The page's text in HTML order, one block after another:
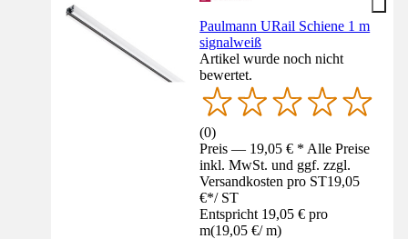
Paulmann URail Schiene 1 m
signalweiß
Artikel wurde noch nicht
bewertet.
(0)
Preis — 19,05 € * Alle Preise
inkl. MwSt. und ggf. zzgl.
Versandkosten pro ST19,05
€*/ ST
Entspricht 19,05 € pro
m(19,05 €/ m)